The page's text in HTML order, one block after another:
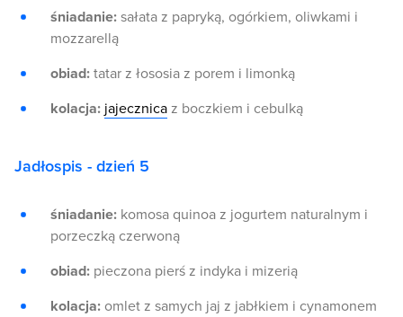
śniadanie: sałata z papryką, ogórkiem, oliwkami i
mozzarellą
obiad: tatar z łososia z porem i limonką
kolacja: jajecznica z boczkiem i cebulką
Jadłospis - dzień 5
śniadanie: komosa quinoa z jogurtem naturalnym i
porzeczką czerwoną
obiad: pieczona pierś z indyka i mizerią
kolacja: omlet z samych jaj z jabłkiem i cynamonem